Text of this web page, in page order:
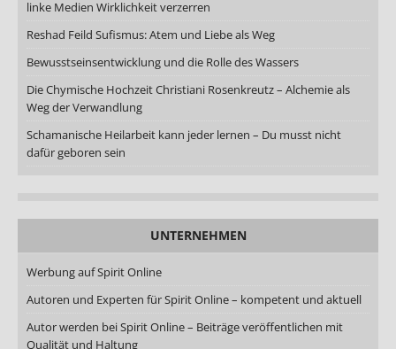
linke Medien Wirklichkeit verzerren
Reshad Feild Sufismus: Atem und Liebe als Weg
Bewusstseinsentwicklung und die Rolle des Wassers
Die Chymische Hochzeit Christiani Rosenkreutz – Alchemie als
Weg der Verwandlung
Schamanische Heilarbeit kann jeder lernen – Du musst nicht
dafür geboren sein
UNTERNEHMEN
Werbung auf Spirit Online
Autoren und Experten für Spirit Online – kompetent und aktuell
Autor werden bei Spirit Online – Beiträge veröffentlichen mit
Qualität und Haltung